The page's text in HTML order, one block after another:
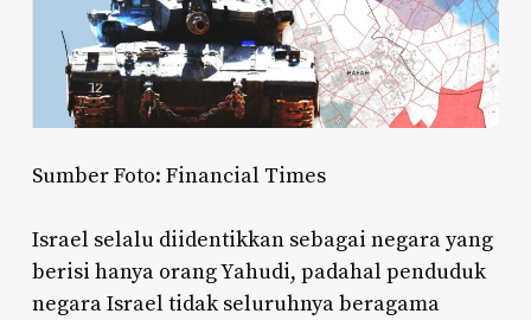
Sumber Foto: Financial Times
Israel selalu diidentikkan sebagai negara yang
berisi hanya orang Yahudi, padahal penduduk
negara Israel tidak seluruhnya beragama